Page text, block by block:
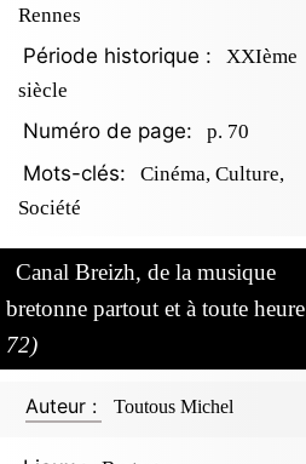
Rennes
Période historique :
XXIème
siècle
Numéro de page: p. 70
Mots-clés:
Cinéma, Culture,
Société
Canal Breizh, de la musique
bretonne partout et à toute heure
72)
Auteur : Toutous Michel